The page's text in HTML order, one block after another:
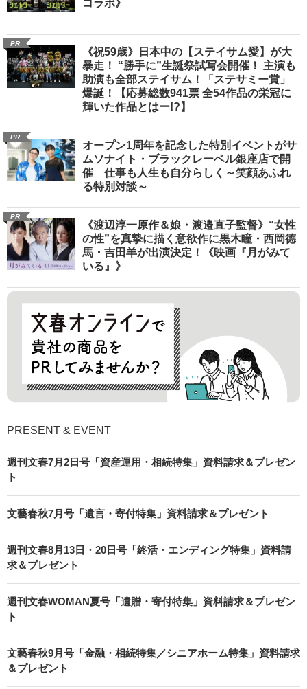
コラボ》
PR
《祝59歳》日本中の【ステイサム愛】が大
暴走！ “勝手に”生誕祭試写会開催！ 主演も
助演も全部ステイサム！「ステサミー賞」
爆誕！【応募総数941票 全54作品の栄冠に
輝いた作品とはー!?】
PR
オープン1周年を記念した特別イベントがサ
ムソナイト・ブラックレーベル銀座店で開
催 仕事も人生も自分らしく～笑顔あふれ
る特別対談～
PR
《渡辺淳一原作＆娘・渡邉直子監督》“女性
の性”を真摯に描く意欲作に黒木瞳・西岡德
馬・吉田羊が出演決定！《映画『月がみて
いる』》
PRESENT & EVENT
週刊文春7月2日号「資産運用・相続特集」資料請求＆プレゼン
ト
文藝春秋7月号「遺言・寄付特集」資料請求＆プレゼント
週刊文春8月13日・20日号「終活・エンディング特集」資料請
求＆プレゼント
週刊文春WOMAN夏号「遺贈・寄付特集」資料請求＆プレゼン
ト
文藝春秋9月号「金融・相続特集／シニアホーム特集」資料請求
＆プレゼント